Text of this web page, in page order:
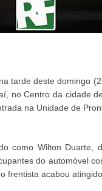
tarde deste domingo
no Centro da cidade
na Unidade de
como Wilton Duarte,
do automóvel
frentista acabou atingido.